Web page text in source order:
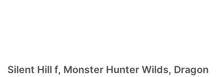
Silent Hill f, Monster Hunter Wilds, Dragon